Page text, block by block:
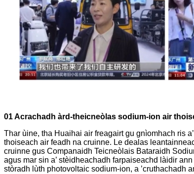
01 Acrachadh àrd-theicneòlas sodium-ion air
Thar ùine, tha Huaihai air freagairt gu gnìomhach ris
thoiseach air feadh na cruinne. Le dealas
cruinne gus Companaidh Teicneòlais Bataraidh
agus mar sin a’ stèidheachadh farpaiseachd làidir
stòradh lùth photovoltaic sodium-ion, a ’cruthachadh